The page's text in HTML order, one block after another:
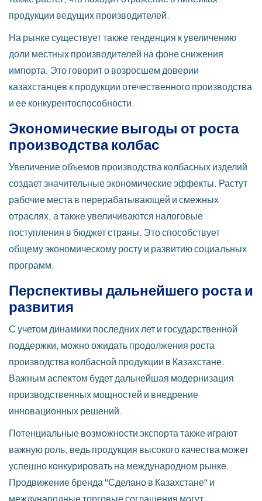
продукции ведущих производителей.
На рынке существует также тенденция к увеличению
доли местных производителей на фоне снижения
импорта. Это говорит о возросшем доверии
казахстанцев к продукции отечественного производства
и ее конкурентоспособности.
Экономические выгоды от роста
производства колбас
Увеличение объемов производства колбасных изделий
создает значительные экономические эффекты. Растут
рабочие места в перерабатывающей и смежных
отраслях, а также увеличиваются налоговые
поступления в бюджет страны. Это способствует
общему экономическому росту и развитию социальных
программ.
Перспективы дальнейшего роста и
развития
С учетом динамики последних лет и государственной
поддержки, можно ожидать продолжения роста
производства колбасной продукции в Казахстане.
Важным аспектом будет дальнейшая модернизация
производственных мощностей и внедрение
инновационных решений.
Потенциальные возможности экспорта также играют
важную роль, ведь продукция высокого качества может
успешно конкурировать на международном рынке.
Продвижение бренда "Сделано в Казахстане" и